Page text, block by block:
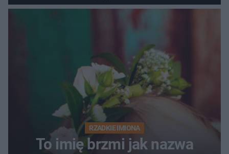
RZADKIE IMIONA
To imię brzmi jak nazwa